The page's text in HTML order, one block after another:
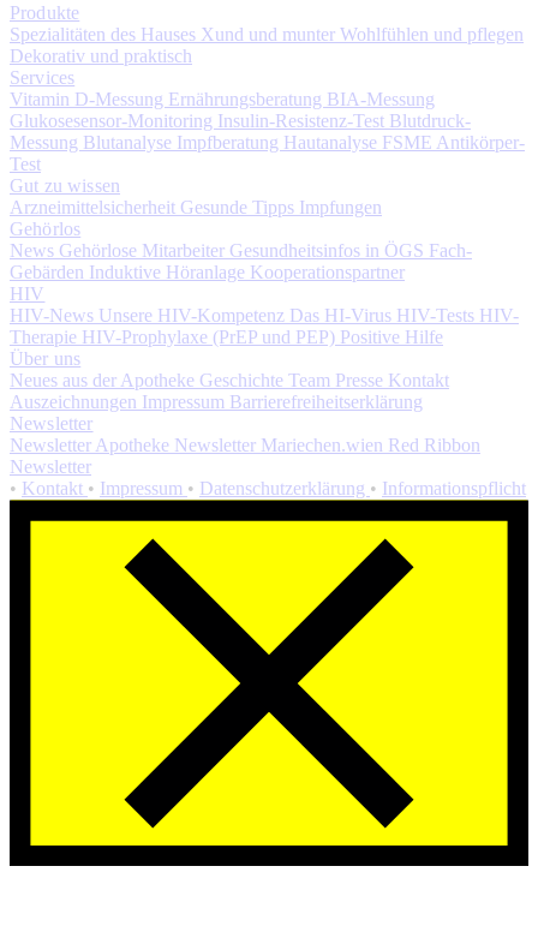
Produkte
Spezialitäten des Hauses Xund und munter Wohlfühlen und pflegen
Dekorativ und praktisch
Services
Vitamin D-Messung Ernährungsberatung BIA-Messung
Glukosesensor-Monitoring Insulin-Resistenz-Test Blutdruck-
Messung Blutanalyse Impfberatung Hautanalyse FSME Antikörper-
Test
Gut zu wissen
Arzneimittelsicherheit Gesunde Tipps Impfungen
Gehörlos
News Gehörlose Mitarbeiter Gesundheitsinfos in ÖGS Fach-
Gebärden Induktive Höranlage Kooperationspartner
HIV
HIV-News Unsere HIV-Kompetenz Das HI-Virus HIV-Tests HIV-
Therapie HIV-Prophylaxe (PrEP und PEP) Positive Hilfe
Über uns
Neues aus der Apotheke Geschichte Team Presse Kontakt
Auszeichnungen Impressum Barrierefreiheitserklärung
Newsletter
Newsletter Apotheke Newsletter Mariechen.wien Red Ribbon
Newsletter
• Kontakt • Impressum • Datenschutzerklärung • Informationspflicht